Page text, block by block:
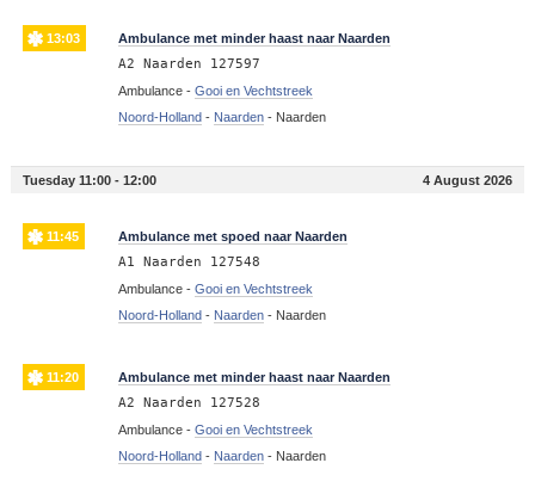
13:03 Ambulance met minder haast naar Naarden
A2 Naarden 127597
Ambulance - Gooi en Vechtstreek
Noord-Holland- Naarden- Naarden
Tuesday 11:00 - 12:00 4 August 2026
11:45 Ambulance met spoed naar Naarden
A1 Naarden 127548
Ambulance - Gooi en Vechtstreek
Noord-Holland- Naarden- Naarden
11:20 Ambulance met minder haast naar Naarden
A2 Naarden 127528
Ambulance - Gooi en Vechtstreek
Noord-Holland- Naarden- Naarden